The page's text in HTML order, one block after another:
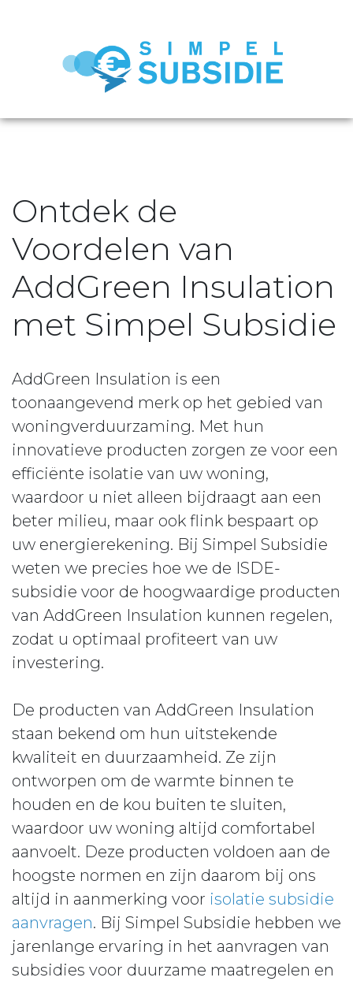
Ontdek de
Voordelen van
AddGreen Insulation
met Simpel Subsidie
AddGreen Insulation is een
toonaangevend merk op het gebied van
woningverduurzaming. Met hun
innovatieve producten zorgen ze voor een
efficiënte isolatie van uw woning,
waardoor u niet alleen bijdraagt aan een
beter milieu, maar ook flink bespaart op
uw energierekening. Bij Simpel Subsidie
weten we precies hoe we de ISDE-
subsidie voor de hoogwaardige producten
van AddGreen Insulation kunnen regelen,
zodat u optimaal profiteert van uw
investering.
De producten van AddGreen Insulation
staan bekend om hun uitstekende
kwaliteit en duurzaamheid. Ze zijn
ontworpen om de warmte binnen te
houden en de kou buiten te sluiten,
waardoor uw woning altijd comfortabel
aanvoelt. Deze producten voldoen aan de
hoogste normen en zijn daarom bij ons
altijd in aanmerking voor isolatie subsidie
aanvragen. Bij Simpel Subsidie hebben we
jarenlange ervaring in het aanvragen van
subsidies voor duurzame maatregelen en